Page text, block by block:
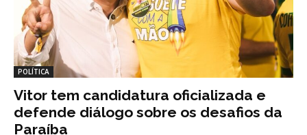
POLÍTICA
Vitor tem candidatura oficializada e
defende diálogo sobre os desafios da
Paraíba